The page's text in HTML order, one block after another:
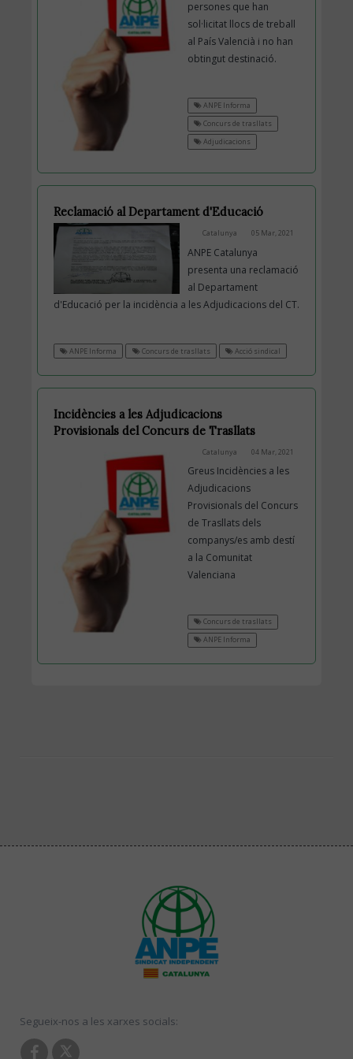
persones que han
sol·licitat llocs de treball
al País Valencià i no han
obtingut destinació.
ANPE Informa
Concurs de trasllats
Adjudicacions
Reclamació al Departament d'Educació
Catalunya 05 Mar, 2021
ANPE Catalunya
presenta una reclamació
al Departament
d'Educació per la incidència a les Adjudicacions del CT.
ANPE Informa Concurs de trasllats Acció sindical
Incidències a les Adjudicacions
Provisionals del Concurs de Trasllats
Catalunya 04 Mar, 2021
Greus Incidències a les
Adjudicacions
Provisionals del Concurs
de Trasllats dels
companys/es amb destí
a la Comunitat
Valenciana
Concurs de trasllats
ANPE Informa
Segueix-nos a les xarxes socials: